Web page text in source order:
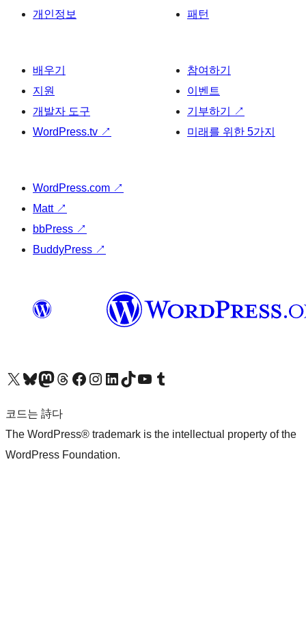
개인정보
패턴
배우기
지원
개발자 도구
WordPress.tv ↗
참여하기
이벤트
기부하기
↗
미래를 위한 5가지
WordPress.com ↗
Matt ↗
bbPress ↗
BuddyPress ↗
X(이전 트위터) 계정 방문하기블루스카이 계정 방문하기마스토돈 계정 방문하기스레드 계정 방문하기 페이스북 페이지 방문하기인스타그램 계정 방문하기 LinkedIn 계정 방문하기틱톡 계정 방문하기유튜브 채널 방문하기 텀블러 계정 방문하기
코드는 詩다
The WordPress® trademark is the intellectual property of the
WordPress Foundation.